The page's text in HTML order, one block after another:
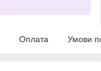
Оплата Умови